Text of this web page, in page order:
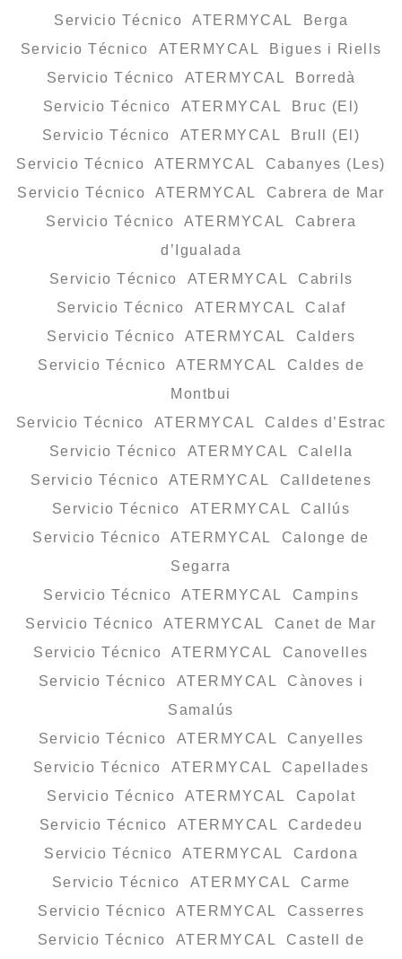
Servicio Técnico ATERMYCAL Berga
Servicio Técnico ATERMYCAL Bigues i Riells
Servicio Técnico ATERMYCAL Borredà
Servicio Técnico ATERMYCAL Bruc (El)
Servicio Técnico ATERMYCAL Brull (El)
Servicio Técnico ATERMYCAL Cabanyes (Les)
Servicio Técnico ATERMYCAL Cabrera de Mar
Servicio Técnico ATERMYCAL Cabrera
d’Igualada
Servicio Técnico ATERMYCAL Cabrils
Servicio Técnico ATERMYCAL Calaf
Servicio Técnico ATERMYCAL Calders
Servicio Técnico ATERMYCAL Caldes de
Montbui
Servicio Técnico ATERMYCAL Caldes d’Estrac
Servicio Técnico ATERMYCAL Calella
Servicio Técnico ATERMYCAL Calldetenes
Servicio Técnico ATERMYCAL Callús
Servicio Técnico ATERMYCAL Calonge de
Segarra
Servicio Técnico ATERMYCAL Campins
Servicio Técnico ATERMYCAL Canet de Mar
Servicio Técnico ATERMYCAL Canovelles
Servicio Técnico ATERMYCAL Cànoves i
Samalús
Servicio Técnico ATERMYCAL Canyelles
Servicio Técnico ATERMYCAL Capellades
Servicio Técnico ATERMYCAL Capolat
Servicio Técnico ATERMYCAL Cardedeu
Servicio Técnico ATERMYCAL Cardona
Servicio Técnico ATERMYCAL Carme
Servicio Técnico ATERMYCAL Casserres
Servicio Técnico ATERMYCAL Castell de